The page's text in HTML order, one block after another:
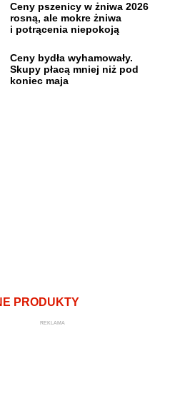
Ceny pszenicy w żniwa 2026
rosną, ale mokre żniwa
i potrącenia niepokoją
Ceny bydła wyhamowały.
Skupy płacą mniej niż pod
koniec maja
PRODUKTY
REKLAMA